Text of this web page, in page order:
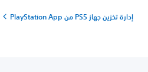
إدارة تخزين جهاز PS5 من PlayStation App